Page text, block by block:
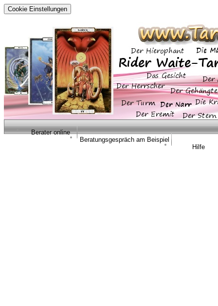
Cookie Einstellungen
Berater online
Beratungsgespräch am Beispiel
Hilfe